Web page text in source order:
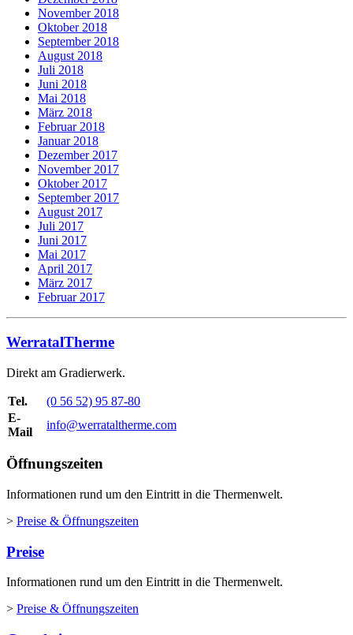
November 2018
Oktober 2018
September 2018
August 2018
Juli 2018
Juni 2018
Mai 2018
März 2018
Februar 2018
Januar 2018
Dezember 2017
November 2017
Oktober 2017
September 2017
August 2017
Juli 2017
Juni 2017
Mai 2017
April 2017
März 2017
Februar 2017
WerratalTherme
Direkt am Gradierwerk.
Tel.
(0 56 52) 95 87-80
E-
Mail
info@werrataltherme.com
Öffnungszeiten
Informationen rund um den Eintritt in die Thermenwelt.
> Preise & Öffnungszeiten
Preise
Informationen rund um den Eintritt in die Thermenwelt.
> Preise & Öffnungszeiten